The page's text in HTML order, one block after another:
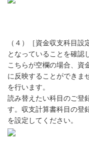
（４）［資金収支科目設
となっていることを確認
こちらが空欄の場合、資
に反映することができま
を行います。
読み替えたい科目のご登
す。収支計算書科目の登
を設定してください。